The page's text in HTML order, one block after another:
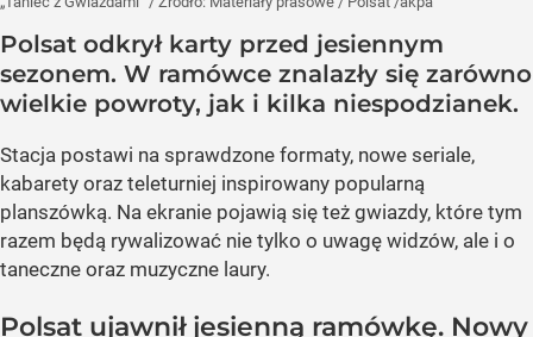
Polsat odkrył karty przed jesiennym
sezonem. W ramówce znalazły się zarówno
wielkie powroty, jak i kilka niespodzianek.
Stacja postawi na sprawdzone formaty, nowe seriale,
kabarety oraz teleturniej inspirowany popularną
planszówką. Na ekranie pojawią się też gwiazdy, które tym
razem będą rywalizować nie tylko o uwagę widzów, ale i o
taneczne oraz muzyczne laury.
Polsat ujawnił jesienną ramówkę. Nowy